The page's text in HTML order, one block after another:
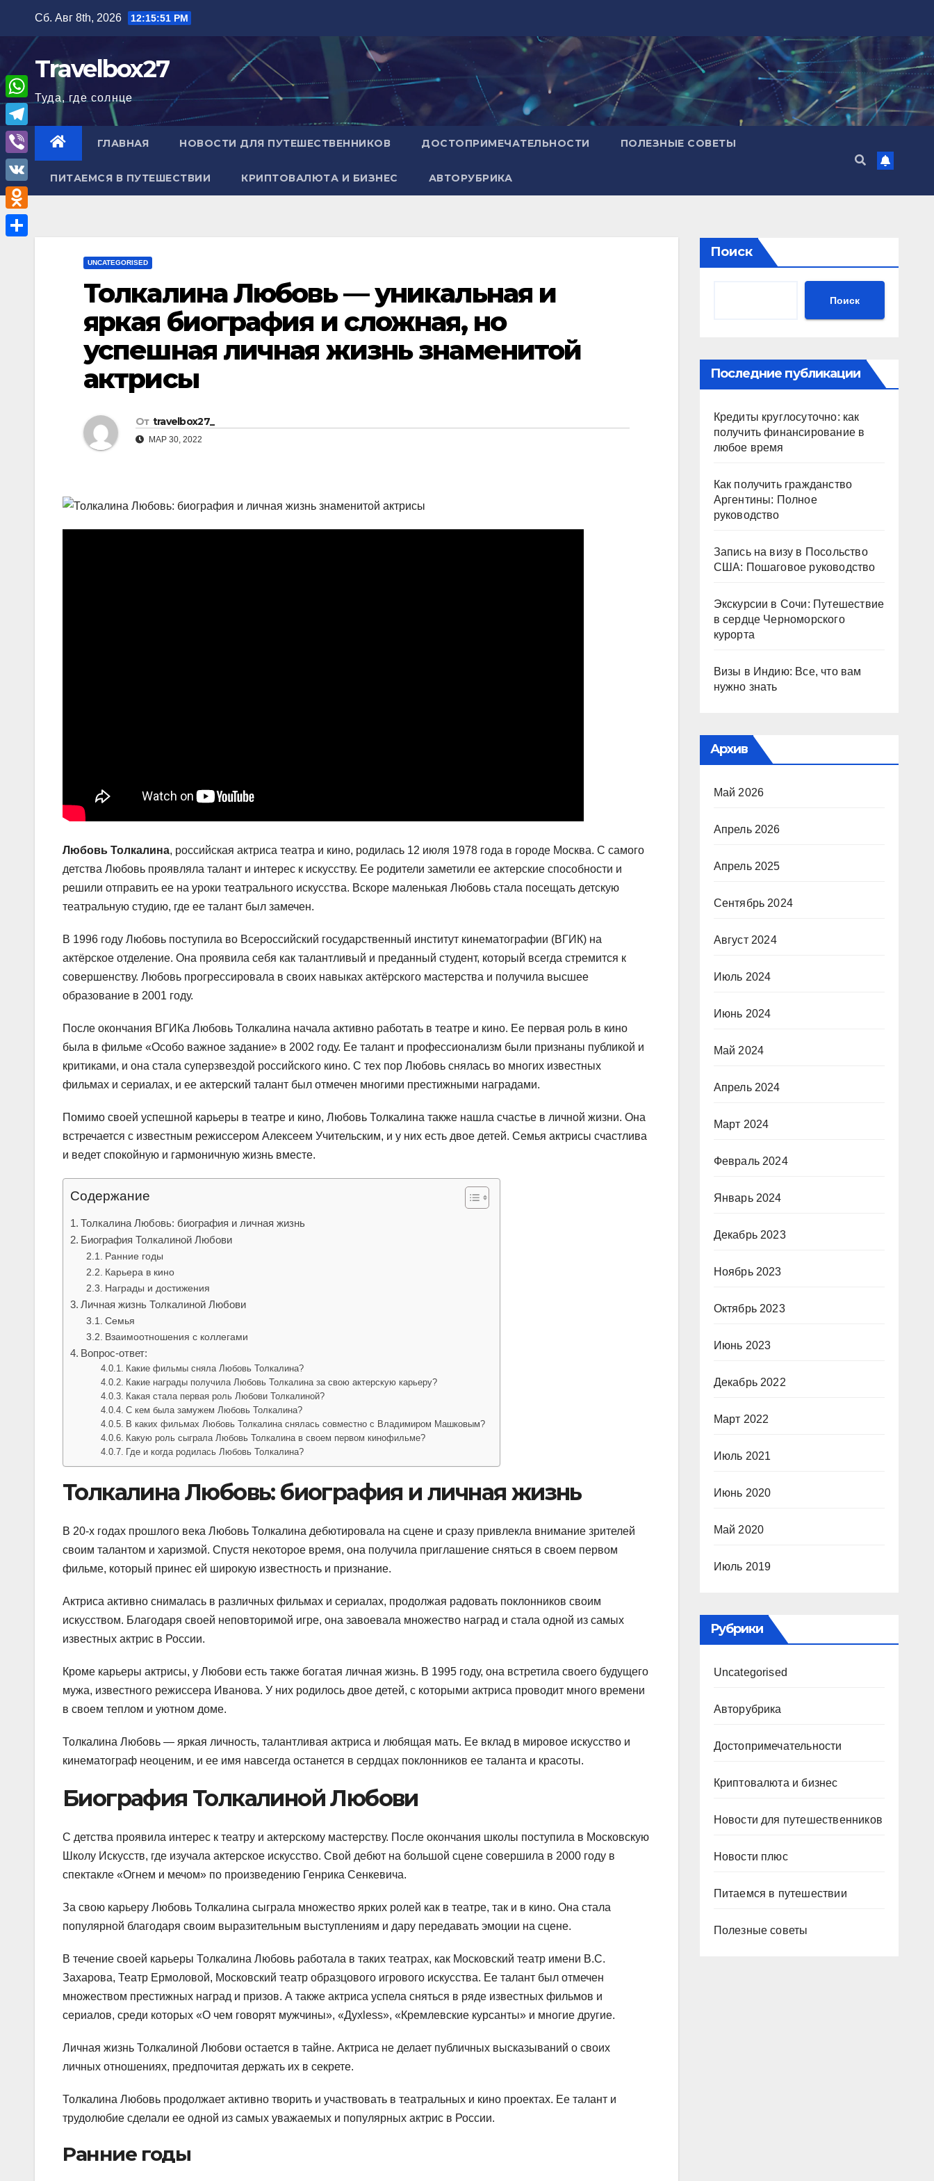
содержимому
Сб. Авг 8th, 2026 12:15:52 PM
Travelbox27
Туда, где солнце
ГЛАВНАЯ НОВОСТИ ДЛЯ ПУТЕШЕСТВЕННИКОВ ДОСТОПРИМЕЧАТЕЛЬНОСТИ ПОЛЕЗНЫЕ СОВЕТЫ
ПИТАЕМСЯ В ПУТЕШЕСТВИИ КРИПТОВАЛЮТА И БИЗНЕС АВТОРУБРИКА
UNCATEGORISED
Толкалина Любовь — уникальная и
яркая биография и сложная, но
успешная личная жизнь знаменитой
актрисы
От travelbox27_
МАР 30, 2022
Любовь Толкалина, российская актриса театра и кино, родилась 12 июля 1978 года в городе Москва. С самого
детства Любовь проявляла талант и интерес к искусству. Ее родители заметили ее актерские способности и
решили отправить ее на уроки театрального искусства. Вскоре маленькая Любовь стала посещать детскую
театральную студию, где ее талант был замечен.
В 1996 году Любовь поступила во Всероссийский государственный институт кинематографии (ВГИК) на
актёрское отделение. Она проявила себя как талантливый и преданный студент, который всегда стремится к
совершенству. Любовь прогрессировала в своих навыках актёрского мастерства и получила высшее
образование в 2001 году.
После окончания ВГИКа Любовь Толкалина начала активно работать в театре и кино. Ее первая роль в кино
была в фильме «Особо важное задание» в 2002 году. Ее талант и профессионализм были признаны публикой и
критиками, и она стала суперзвездой российского кино. С тех пор Любовь снялась во многих известных
фильмах и сериалах, и ее актерский талант был отмечен многими престижными наградами.
Помимо своей успешной карьеры в театре и кино, Любовь Толкалина также нашла счастье в личной жизни. Она
встречается с известным режиссером Алексеем Учительским, и у них есть двое детей. Семья актрисы счастлива
и ведет спокойную и гармоничную жизнь вместе.
Содержание
Толкалина Любовь: биография и личная жизнь
Биография Толкалиной Любови
Ранние годы
Карьера в кино
Награды и достижения
Личная жизнь Толкалиной Любови
Семья
Взаимоотношения с коллегами
Вопрос-ответ:
Какие фильмы сняла Любовь Толкалина?
Какие награды получила Любовь Толкалина за свою актерскую карьеру?
Какая стала первая роль Любови Толкалиной?
С кем была замужем Любовь Толкалина?
В каких фильмах Любовь Толкалина снялась совместно с Владимиром Машковым?
Какую роль сыграла Любовь Толкалина в своем первом кинофильме?
Где и когда родилась Любовь Толкалина?
Толкалина Любовь: биография и личная жизнь
В 20-х годах прошлого века Любовь Толкалина дебютировала на сцене и сразу привлекла внимание зрителей
своим талантом и харизмой. Спустя некоторое время, она получила приглашение сняться в своем первом
фильме, который принес ей широкую известность и признание.
Актриса активно снималась в различных фильмах и сериалах, продолжая радовать поклонников своим
искусством. Благодаря своей неповторимой игре, она завоевала множество наград и стала одной из самых
известных актрис в России.
Кроме карьеры актрисы, у Любови есть также богатая личная жизнь. В 1995 году, она встретила своего будущего
мужа, известного режиссера Иванова. У них родилось двое детей, с которыми актриса проводит много времени
в своем теплом и уютном доме.
Толкалина Любовь — яркая личность, талантливая актриса и любящая мать. Ее вклад в мировое искусство и
кинематограф неоценим, и ее имя навсегда останется в сердцах поклонников ее таланта и красоты.
Биография Толкалиной Любови
С детства проявила интерес к театру и актерскому мастерству. После окончания школы поступила в Московскую
Школу Искусств, где изучала актерское искусство. Свой дебют на большой сцене совершила в 2000 году в
спектакле «Огнем и мечом» по произведению Генрика Сенкевича.
За свою карьеру Любовь Толкалина сыграла множество ярких ролей как в театре, так и в кино. Она стала
популярной благодаря своим выразительным выступлениям и дару передавать эмоции на сцене.
В течение своей карьеры Толкалина Любовь работала в таких театрах, как Московский театр имени В.С.
Захарова, Театр Ермоловой, Московский театр образцового игрового искусства. Ее талант был отмечен
множеством престижных наград и призов. А также актриса успела сняться в ряде известных фильмов и
сериалов, среди которых «О чем говорят мужчины», «Духless», «Кремлевские курсанты» и многие другие.
Личная жизнь Толкалиной Любови остается в тайне. Актриса не делает публичных высказываний о своих
личных отношениях, предпочитая держать их в секрете.
Толкалина Любовь продолжает активно творить и участвовать в театральных и кино проектах. Ее талант и
трудолюбие сделали ее одной из самых уважаемых и популярных актрис в России.
Ранние годы
Поиск
Поиск
Последние публикации
Кредиты круглосуточно: как
получить финансирование в
любое время
Как получить гражданство
Аргентины: Полное
руководство
Запись на визу в Посольство
США: Пошаговое руководство
Экскурсии в Сочи: Путешествие
в сердце Черноморского
курорта
Визы в Индию: Все, что вам
нужно знать
Архив
Май 2026
Апрель 2026
Апрель 2025
Сентябрь 2024
Август 2024
Июль 2024
Июнь 2024
Май 2024
Апрель 2024
Март 2024
Февраль 2024
Январь 2024
Декабрь 2023
Ноябрь 2023
Октябрь 2023
Июнь 2023
Декабрь 2022
Март 2022
Июль 2021
Июнь 2020
Май 2020
Июль 2019
Рубрики
Uncategorised
Авторубрика
Достопримечательности
Криптовалюта и бизнес
Новости для путешественников
Новости плюс
Питаемся в путешествии
Полезные советы
W
h
a
A
T
e
l
e
g
V
i
b
e
V
K
O